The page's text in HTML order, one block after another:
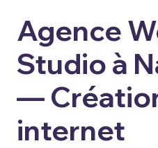
Agence
Studio à
—
internet